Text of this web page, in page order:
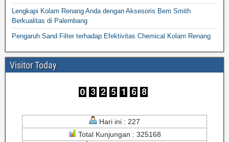
Lengkapi Kolam Renang Anda dengan Aksesoris Bem Smith
Berkualitas di Palembang
Pengaruh Sand Filter terhadap Efektivitas Chemical Kolam Renang
Visitor Today
Hari ini : 227
Total Kunjungan : 325168